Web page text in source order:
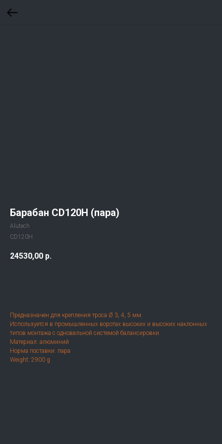
Барабан CD120H (пара)
Alutech
CD120H
24530,00 р.
Предназначен для крепления троса Ø 3, 4, 5 мм.
Используется в промышленных воротах высоких и высоких наклонных
типов монтажа с одновальной системой балансировки.
Материал: алюминий
Норма поставки: пара
Weight: 2900 g